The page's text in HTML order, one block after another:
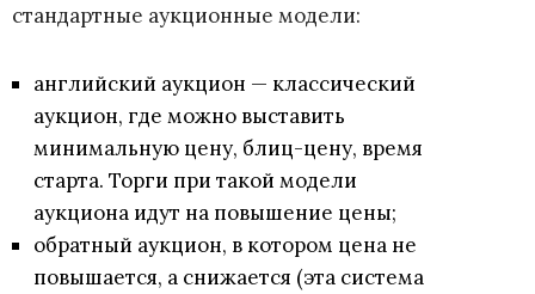
стандартные аукционные модели:
английский аукцион — классический
аукцион, где можно выставить
минимальную цену, блиц-цену, время
старта. Торги при такой модели
аукциона идут на повышение цены;
обратный аукцион, в котором цена не
повышается, а снижается (эта система